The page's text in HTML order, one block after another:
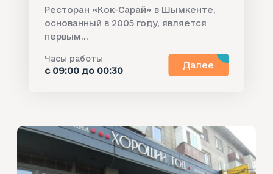
Ресторан «Кок-Сарай» в Шымкенте,
основанный в 2005 году, является
первым...
Часы работы
с 09:00 до 00:30
Далее